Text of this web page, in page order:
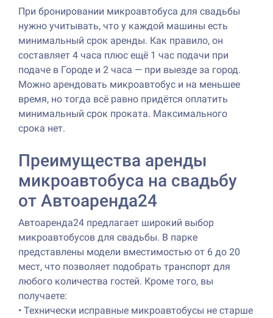
При бронировании микроавтобуса для свадьбы
нужно учитывать, что у каждой машины есть
минимальный срок аренды. Как правило, он
составляет 4 часа плюс ещё 1 час подачи при
подаче в Городе и 2 часа — при выезде за город.
Можно арендовать микроавтобус и на меньшее
время, но тогда всё равно придётся оплатить
минимальный срок проката. Максимального
срока нет.
Преимущества аренды
микроавтобуса на свадьбу
от Автоаренда24
Автоаренда24 предлагает широкий выбор
микроавтобусов для свадьбы. В парке
представлены модели вместимостью от 6 до 20
мест, что позволяет подобрать транспорт для
любого количества гостей. Кроме того, вы
получаете:
• Технически исправные микроавтобусы не старше